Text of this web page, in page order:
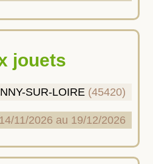
jouets
SUR-LOIRE (45420)
11/2026 au 19/12/2026